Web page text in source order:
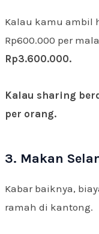
Kalau kamu ambil
Rp600.000 per
Rp3.600.000.
Kalau sharing
per orang.
3. Makan
Kabar baiknya,
ramah di kantong.